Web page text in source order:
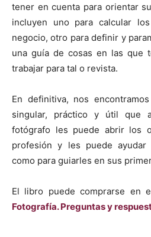
tener en cuenta para orientar
incluyen uno para calcular
negocio, otro para definir y
una guía de cosas en las que
trabajar para tal o revista.
En definitiva, nos
singular, práctico y útil que
fotógrafo les puede abrir los
profesión y les puede ayudar
como para guiarles en sus
El libro puede comprarse en
Fotografía. Preguntas y